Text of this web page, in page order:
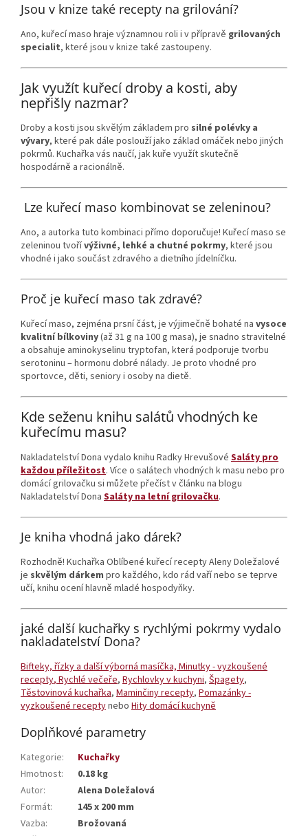
Jsou v knize také recepty na grilování?
Ano, kuřecí maso hraje významnou roli i v přípravě grilovaných
specialit, které jsou v knize také zastoupeny.
Jak využít kuřecí droby a kosti, aby
nepřišly nazmar?
Droby a kosti jsou skvělým základem pro silné polévky a
vývary, které pak dále poslouží jako základ omáček nebo jiných
pokrmů. Kuchařka vás naučí, jak kuře využít skutečně
hospodárně a racionálně.
Lze kuřecí maso kombinovat se zeleninou?
Ano, a autorka tuto kombinaci přímo doporučuje! Kuřecí maso se
zeleninou tvořívýživné, lehké a chutné pokrmy, které jsou
vhodné i jako součást zdravého a dietního jídelníčku.
Proč je kuřecí maso tak zdravé?
Kuřecí maso, zejména prsní část, je výjimečně bohaté na vysoce
kvalitní bílkoviny(až 31 g na 100 g masa), je snadno stravitelné
a obsahuje aminokyselinu tryptofan, která podporuje tvorbu
serotoninu – hormonu dobré nálady. Je proto vhodné pro
sportovce, děti, seniory i osoby na dietě.
Kde seženu knihu salátů vhodných ke
kuřecímu masu?
Nakladatelství Dona vydalo knihu Radky Hrevušové Saláty pro
každou příležitost. Více o salátech vhodných k masu nebo pro
domácí grilovačku si můžete přečíst v článku na blogu
Nakladatelství Dona Saláty na letní grilovačku.
Je kniha vhodná jako dárek?
Rozhodně! Kuchařka Oblíbené kuřecí recepty Aleny Doležalové
je skvělým dárkem pro každého, kdo rád vaří nebo se teprve
učí, knihu ocení hlavně mladé hospodyňky.
jaké další kuchařky s rychlými pokrmy vydalo
nakladatelství Dona?
Bifteky, řízky a další výborná masíčka, Minutky - vyzkoušené
recepty, Rychlé večeře, Rychlovky v kuchyni, Špagety,
Těstovinová kuchařka, Maminčiny recepty, Pomazánky -
vyzkoušené receptynebo Hity domácí kuchyně
Doplňkové parametry
Kategorie:
Kuchařky
Hmotnost:
0.18 kg
Autor:
Alena Doležalová
Formát:
145 x 200 mm
Vazba:
Brožovaná